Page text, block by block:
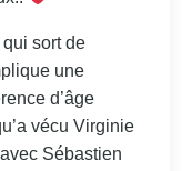
sort de
une
d’âge
vécu Virginie
Sébastien